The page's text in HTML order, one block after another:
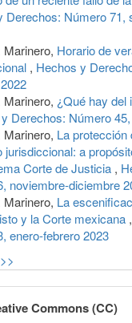
Derechos: Número 71,
Horario de
, Hechos y
¿Qué hay del
Derechos: Número
La protección
jurisdiccional: a
Corte de Justicia ,
noviembre-diciembre
La
y la Corte mexicana ,
enero-febrero 2023
>>
Commons (CC)